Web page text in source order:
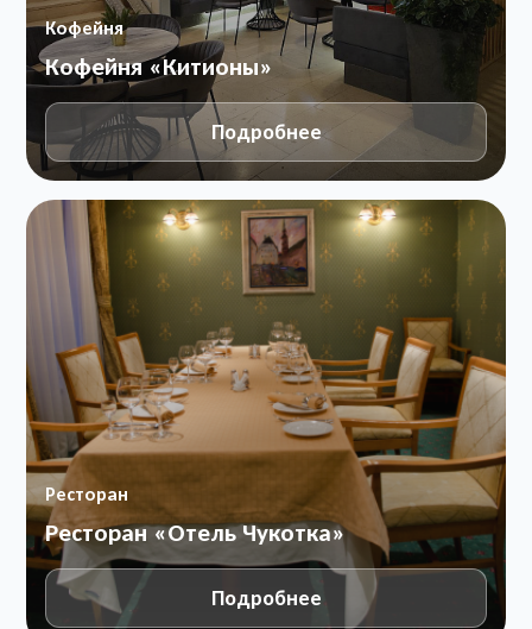
Кофейня
Кофейня «Китионы»
Подробнее
Ресторан
Ресторан «Отель Чукотка»
Подробнее